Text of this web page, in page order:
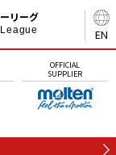
EN
リーグ
OFFICIAL
SUPPLIER